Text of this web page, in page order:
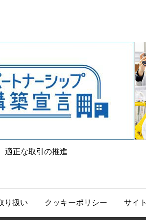
適正な取引の推進
り扱い クッキーポリシー サイ